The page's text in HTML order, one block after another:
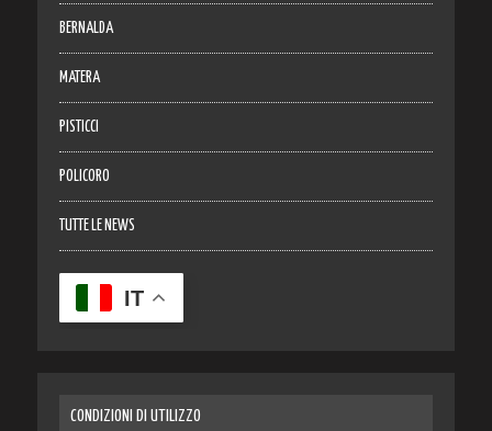
BERNALDA
MATERA
PISTICCI
POLICORO
TUTTE LE NEWS
IT
CONDIZIONI DI UTILIZZO